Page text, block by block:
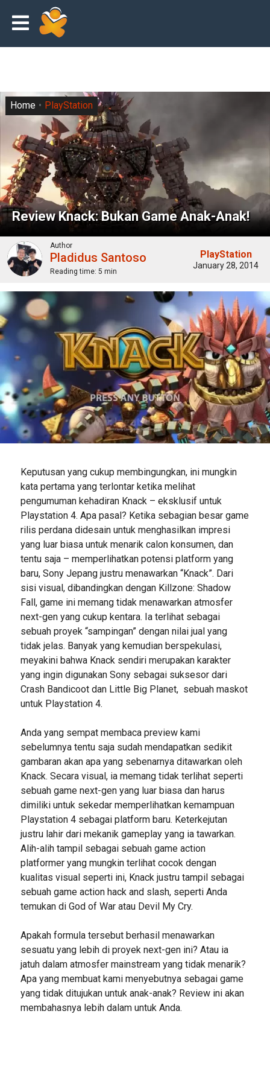
Review Knack: Bukan Game Anak-Anak!
Home PlayStation
Author
Pladidus Santoso
Reading time: 5 min
PlayStation
January 28, 2014
Keputusan yang cukup membingungkan, ini mungkin
kata pertama yang terlontar ketika melihat
pengumuman kehadiran Knack – eksklusif untuk
Playstation 4. Apa pasal? Ketika sebagian besar game
rilis perdana didesain untuk menghasilkan impresi
yang luar biasa untuk menarik calon konsumen, dan
tentu saja – memperlihatkan potensi platform yang
baru, Sony Jepang justru menawarkan “Knack”. Dari
sisi visual, dibandingkan dengan Killzone: Shadow
Fall, game ini memang tidak menawarkan atmosfer
next-gen yang cukup kentara. Ia terlihat sebagai
sebuah proyek “sampingan” dengan nilai jual yang
tidak jelas. Banyak yang kemudian berspekulasi,
meyakini bahwa Knack sendiri merupakan karakter
yang ingin digunakan Sony sebagai suksesor dari
Crash Bandicoot dan Little Big Planet, sebuah maskot
untuk Playstation 4.
Anda yang sempat membaca preview kami
sebelumnya tentu saja sudah mendapatkan sedikit
gambaran akan apa yang sebenarnya ditawarkan oleh
Knack. Secara visual, ia memang tidak terlihat seperti
sebuah game next-gen yang luar biasa dan harus
dimiliki untuk sekedar memperlihatkan kemampuan
Playstation 4 sebagai platform baru. Keterkejutan
justru lahir dari mekanik gameplay yang ia tawarkan.
Alih-alih tampil sebagai sebuah game action
platformer yang mungkin terlihat cocok dengan
kualitas visual seperti ini, Knack justru tampil sebagai
sebuah game action hack and slash, seperti Anda
temukan di God of War atau Devil My Cry.
Apakah formula tersebut berhasil menawarkan
sesuatu yang lebih di proyek next-gen ini? Atau ia
jatuh dalam atmosfer mainstream yang tidak menarik?
Apa yang membuat kami menyebutnya sebagai game
yang tidak ditujukan untuk anak-anak? Review ini akan
membahasnya lebih dalam untuk Anda.